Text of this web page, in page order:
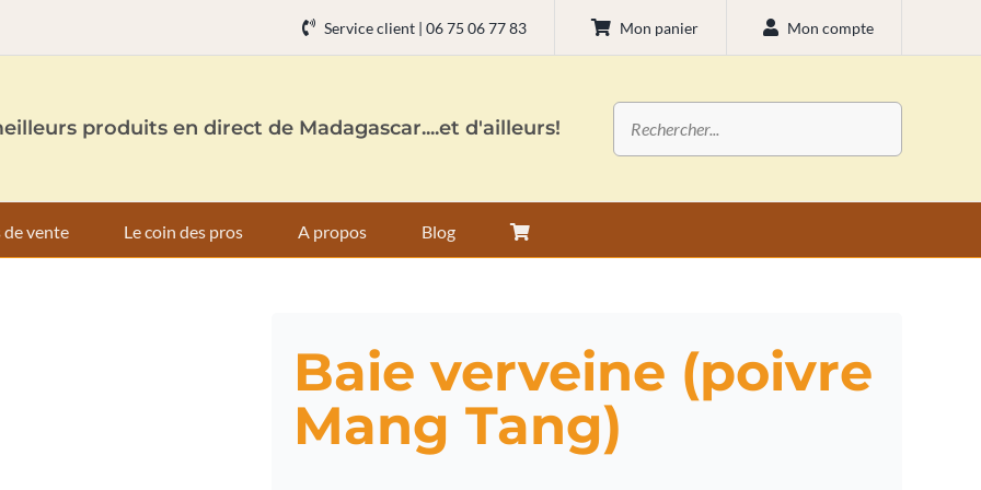
Service client | 06 75 06 77 83 Mon panier Mon compte
produits en direct de Madagascar....et d'ailleurs!
vente Le coin des pros A propos Blog
Baie verveine (poivre
Mang Tang)